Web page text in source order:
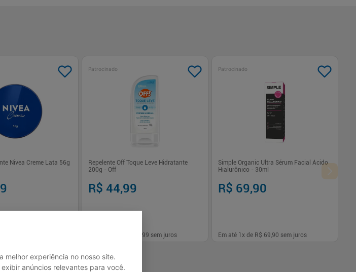
melhor experiência no nosso site.
anúncios relevantes para você.
Nivea Creme Lata 56g
20,99
Comprar
Patrocinado
Repelente Off Toque Leve Hidratante
200g - Off
R$ 44,99
R$ 44,99 sem juros
- 1 +
Patrocinado
Simple Organic Ultra Sérum Facial Ácido
Hialurônico - 30ml
R$ 69,90
Em até 1 x de R$ 69,90 sem juros